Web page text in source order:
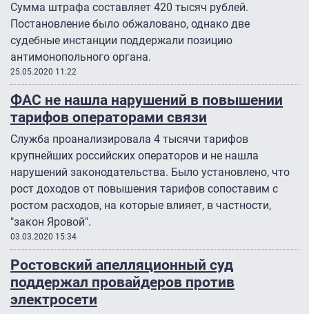
Сумма штрафа составляет 420 тысяч рублей.
Постановление было обжаловано, однако две
судебные инстанции поддержали позицию
антимонопольного органа.
25.05.2020 11:22
ФАС не нашла нарушений в повышении
тарифов операторами связи
Служба проанализировала 4 тысячи тарифов
крупнейших российских операторов и не нашла
нарушений законодательства. Было установлено, что
рост доходов от повышения тарифов сопоставим с
ростом расходов, на которые влияет, в частности,
"закон Яровой".
03.03.2020 15:34
Ростовский апелляционный суд
поддержал провайдеров против
электросети